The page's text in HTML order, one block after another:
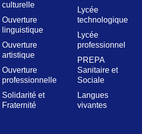
culturelle
Ouverture
linguistique
Ouverture
artistique
Ouverture
professionnelle
Solidarité et
Fraternité
Lycée
technologique
Lycée
professionnel
PREPA
Sanitaire et
Sociale
Langues
vivantes